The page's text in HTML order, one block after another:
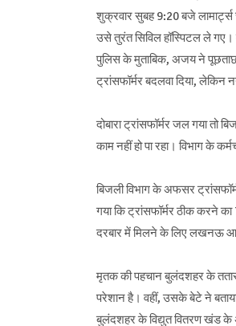
शुक्रवार सुबह 9:20 बजे लामार्ट्स
उसे तुरंत सिविल हॉस्पिटल ले गए।
पुलिस के मुताबिक, अजय ने पूछताछ
ट्रांसफॉर्मर बदलवा दिया, लेकिन
दोबारा ट्रांसफॉर्मर जल गया तो
काम नहीं हो पा रहा। विभाग के
बिजली विभाग के अफसर
गया कि ट्रांसफॉर्मर ठीक करने
दरबार में मिलने के लिए लखनऊ
मृतक की पहचान बुलंदशहर के
परेशान है। वहीं, उसके बेटे ने बताया
बुलंदशहर के विद्युत वितरण खंड के